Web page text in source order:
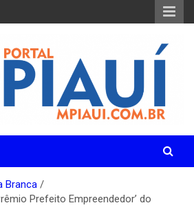
Branca
Prefeito Empreendedor’ do